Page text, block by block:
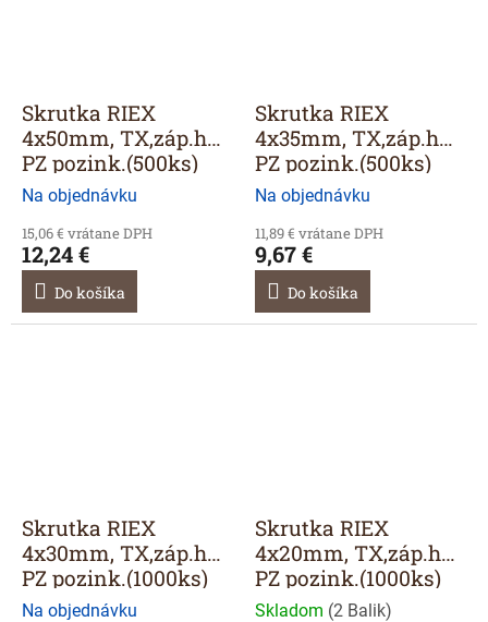
Skrutka RIEX
4x50mm, TX,záp.h
PZ pozink.(500ks)
Na objednávku
15,06 € vrátane DPH
12,24 €
Do košíka
Skrutka RIEX
4x35mm, TX,záp.h
PZ pozink.(500ks)
Na objednávku
11,89 € vrátane DPH
9,67 €
Do košíka
Skrutka RIEX
4x30mm, TX,záp.h
PZ pozink.(1000ks)
Na objednávku
Skrutka RIEX
4x20mm, TX,záp.h
PZ pozink.(1000ks)
Skladom (2 Balik)